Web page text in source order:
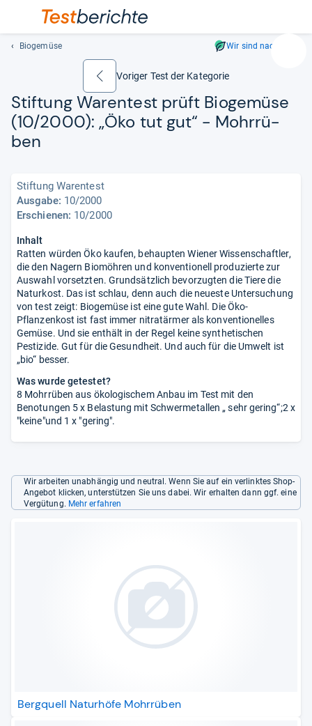
drei
mit
den
Biogemüse Wir sind nachhaltig
Stif­tung Waren­test prüft Bio­ge­müse
(10/2000): „Öko tut gut“ -​ Mohr­rü­
ben
zurück Voriger Test der Kategorie
Stiftung Warentest
Ausgabe: 10/2000
Erschienen: 10/2000
Inhalt
Ratten würden Öko kaufen, behaupten Wiener Wissenschaftler,
die den Nagern Biomöhren und konventionell produzierte zur
Auswahl vorsetzten. Grundsätzlich bevorzugten die Tiere die
Naturkost. Das ist schlau, denn auch die neueste Untersuchung
von test zeigt: Biogemüse ist eine gute Wahl. Die Öko-
Pflanzenkost ist fast immer nitratärmer als konventionelles
Gemüse. Und sie enthält in der Regel keine synthetischen
Pestizide. Gut für die Gesundheit. Und auch für die Umwelt ist
„bio“ besser.
Was wurde getestet?
8 Mohrrüben aus ökologischem Anbau im Test mit den
Benotungen 5 x Belastung mit Schwermetallen „ sehr gering“;2 x
"keine"und 1 x "gering".
Wir arbeiten unabhängig und neutral. Wenn Sie auf ein verlinktes Shop-
Angebot klicken, unterstützen Sie uns dabei. Wir erhalten dann ggf. eine
Vergütung. Mehr erfahren
Bergquell Naturhöfe Mohrrüben